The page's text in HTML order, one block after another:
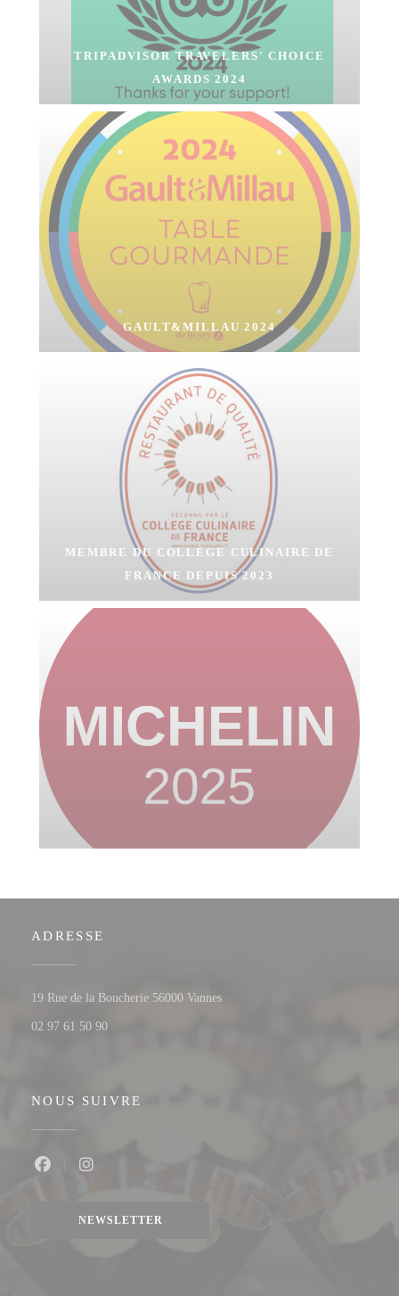
TRIPADVISOR TRAVELERS' CHOICE
AWARDS 2024
GAULT&MILLAU 2024
MEMBRE DU COLLÈGE CULINAIRE DE
FRANCE DEPUIS 2023
ADRESSE
19 Rue de la Boucherie 56000 Vannes((ouvre une nouvelle fenêtre))
02 97 61 50 90
NOUS SUIVRE
NEWSLETTER